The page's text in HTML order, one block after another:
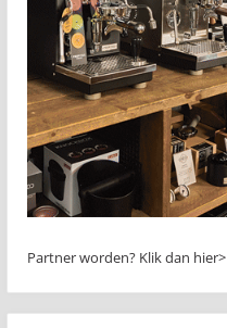
Partner worden? Klik dan hier>